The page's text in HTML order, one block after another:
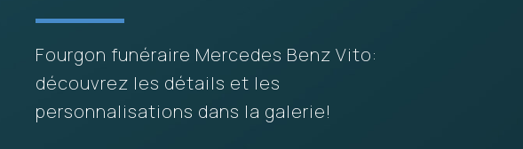
Fourgon funéraire Mercedes Benz Vito:
découvrez les détails et les
personnalisations dans la galerie!